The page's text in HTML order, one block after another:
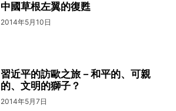
中國草根左翼的復甦
2014年5月10日
習近平的訪歐之旅－和平的、可親
的、文明的獅子？
2014年5月7日